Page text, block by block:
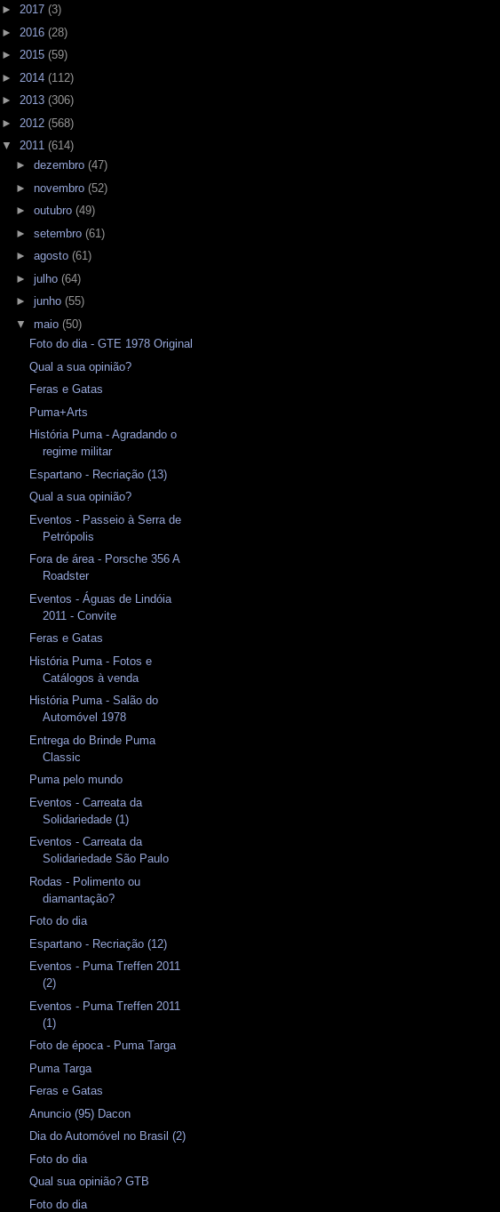
► 2017 (3)
► 2016 (28)
► 2015 (59)
► 2014 (112)
► 2013 (306)
► 2012 (568)
▼ 2011 (614)
► dezembro (47)
► novembro (52)
► outubro (49)
► setembro (61)
► agosto (61)
► julho (64)
► junho (55)
▼ maio (50)
Foto do dia - GTE 1978 Original
Qual a sua opinião?
Feras e Gatas
Puma+Arts
História Puma - Agradando o
regime militar
Espartano - Recriação (13)
Qual a sua opinião?
Eventos - Passeio à Serra de
Petrópolis
Fora de área - Porsche 356 A
Roadster
Eventos - Águas de Lindóia
2011 - Convite
Feras e Gatas
História Puma - Fotos e
Catálogos à venda
História Puma - Salão do
Automóvel 1978
Entrega do Brinde Puma
Classic
Puma pelo mundo
Eventos - Carreata da
Solidariedade (1)
Eventos - Carreata da
Solidariedade São Paulo
Rodas - Polimento ou
diamantação?
Foto do dia
Espartano - Recriação (12)
Eventos - Puma Treffen 2011
(2)
Eventos - Puma Treffen 2011
(1)
Foto de época - Puma Targa
Puma Targa
Feras e Gatas
Anuncio (95) Dacon
Dia do Automóvel no Brasil (2)
Foto do dia
Qual sua opinião? GTB
Foto do dia